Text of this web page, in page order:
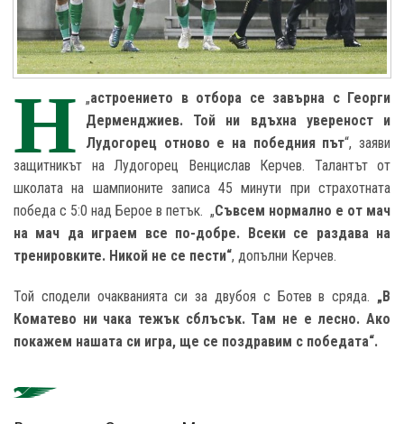
„
Н
астроението в отбора се завърна с Георги
Дерменджиев. Той ни вдъхна увереност и
Лудогорец отново е на победния път“, заяви
защитникът на Лудогорец Венцислав Керчев. Талантът от
школата на шампионите записа 45 минути при страхотната
победа с 5:0 над Берое в петък. „Съвсем нормално е от мач
на мач да играем все по-добре. Всеки се раздава на
тренировките. Никой не се пести“, допълни Керчев.
Той сподели очакванията си за двубоя с Ботев в сряда. „В
Коматево ни чака тежък сблъсък. Там не е лесно. Ако
покажем нашата си игра, ще се поздравим с победата“.